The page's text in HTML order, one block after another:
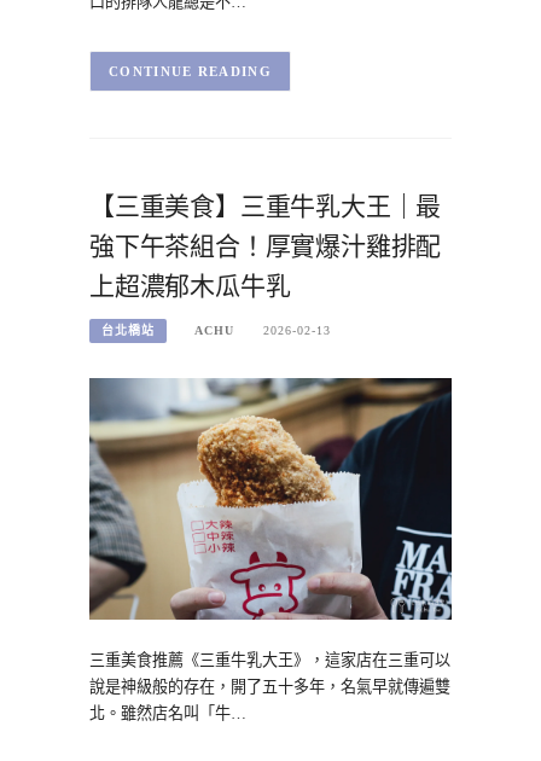
CONTINUE READING
【三重美食】三重牛乳大王｜最
強下午茶組合！厚實爆汁雞排配
上超濃郁木瓜牛乳
台北橋站 ACHU 2026-02-13
三重美食推薦《三重牛乳大王》，這家店在三重可以
說是神級般的存在，開了五十多年，名氣早就傳遍雙
北。雖然店名叫「牛…